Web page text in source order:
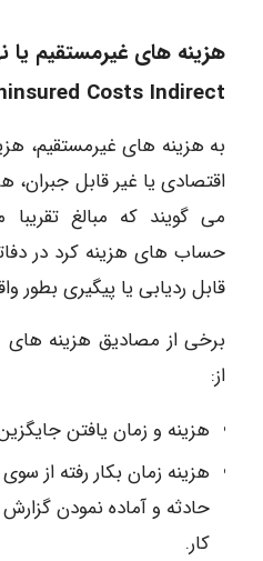
Costs Indirect
به هزینه های غیرمستقیم،
اقتصادی یا غیر قابل جبران،
می گویند که مبالغ
حساب های هزینه کرد در
قابل ردیابی یا پیگیری بطور
برخی از مصادیق هزینه های
از:
هزینه و زمان یافتن
هزینه زمان بکار رفته از
حادثه و آماده نمودن
کار.